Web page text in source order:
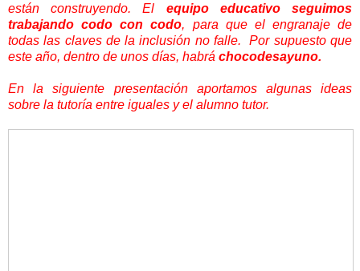
están construyendo. El equipo educativo seguimos
trabajando codo con codo, para que el engranaje de
todas las claves de la inclusión no falle. Por supuesto que
este año, dentro de unos días, habrá chocodesayuno.
En la siguiente presentación aportamos algunas ideas
sobre la tutoría entre iguales y el alumno tutor.